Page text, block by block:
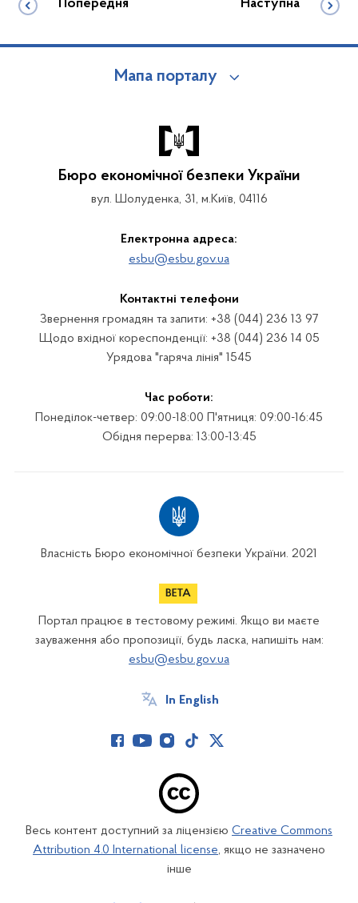
Попередня Наступна
Мапа порталу
Бюро економічної безпеки України
вул. Шолуденка, 31, м.Київ, 04116
Електронна адреса:
esbu@esbu.gov.ua
Контактні телефони
Звернення громадян та запити: +38 (044) 236 13 97
Щодо вхідної кореспонденції: +38 (044) 236 14 05
Урядова "гаряча лінія" 1545
Час роботи:
Понеділок-четвер: 09:00-18:00 П'ятниця: 09:00-16:45
Обідня перерва: 13:00-13:45
Власність Бюро економічної безпеки України. 2021
Портал працює в тестовому режимі. Якщо ви маєте
зауваження або пропозиції, будь ласка, напишіть нам:
esbu@esbu.gov.ua
In English
Весь контент доступний за ліцензією Creative Commons
Attribution 4.0 International license, якщо не зазначено
інше